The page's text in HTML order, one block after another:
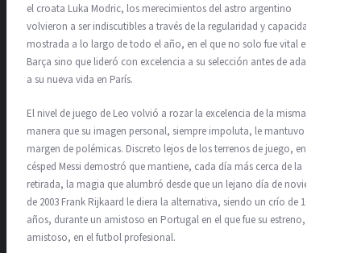
el croata Luka Modric, los merecimientos del astro argentino
volvieron a ser indiscutibles a través de la regularidad y capacidad
mostrada a lo largo de todo el año, en el que no solo fue vital en el
Barça sino que lideró con excelencia a su selección antes de adaptarse
a su nueva vida en París.
El nivel de juego de Leo volvió a rozar la excelencia de la misma
manera que su imagen personal, siempre impoluta, le mantuvo al
margen de polémicas. Discreto lejos de los terrenos de juego, en el
césped Messi demostró que mantiene, cada día más cerca de la
retirada, la magia que alumbró desde que un lejano día de noviembre
de 2003 Frank Rijkaard le diera la alternativa, siendo un crío de 16
años, durante un amistoso en Portugal en el que fue su estreno,
amistoso, en el futbol profesional.